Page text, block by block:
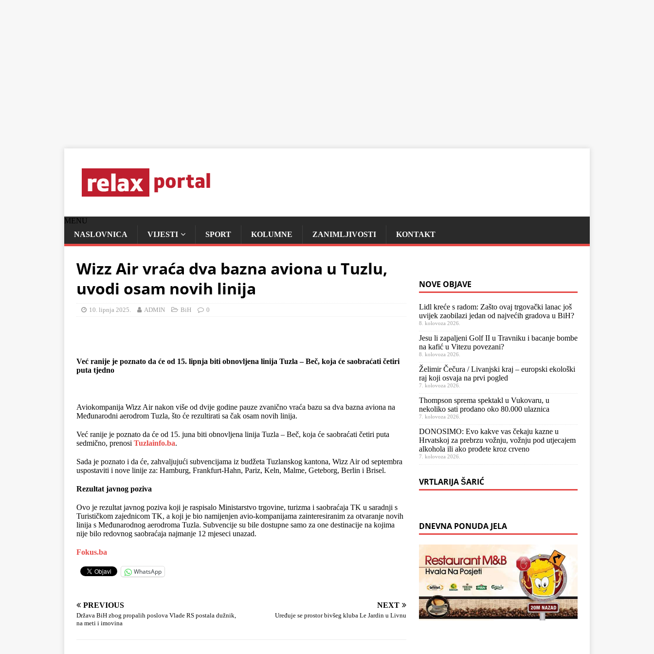
MENU
NASLOVNICA
VIJESTI SPORT KOLUMNE ZANIMLJIVOSTI KONTAKT
Wizz Air vraća dva bazna aviona u Tuzlu,
uvodi osam novih linija
10. lipnja 2025. ADMIN BiH 0
Već ranije je poznato da će od 15. lipnja biti obnovljena linija Tuzla – Beč, koja će saobraćati četiri
puta tjedno
Aviokompanija Wizz Air nakon više od dvije godine pauze zvanično vraća bazu sa dva bazna aviona na
Međunarodni aerodrom Tuzla, što će rezultirati sa čak osam novih linija.
Već ranije je poznato da će od 15. juna biti obnovljena linija Tuzla – Beč, koja će saobraćati četiri puta
sedmično, prenosi Tuzlainfo.ba.
Sada je poznato i da će, zahvaljujući subvencijama iz budžeta Tuzlanskog kantona, Wizz Air od septembra
uspostaviti i nove linije za: Hamburg, Frankfurt-Hahn, Pariz, Keln, Malme, Geteborg, Berlin i Brisel.
Rezultat javnog poziva
Ovo je rezultat javnog poziva koji je raspisalo Ministarstvo trgovine, turizma i saobraćaja TK u saradnji s
Turističkom zajednicom TK, a koji je bio namijenjen avio-kompanijama zainteresiranim za otvaranje novih
linija s Međunarodnog aerodroma Tuzla. Subvencije su bile dostupne samo za one destinacije na kojima
nije bilo redovnog saobraćaja najmanje 12 mjeseci unazad.
Fokus.ba
WhatsApp
PREVIOUS
Država BiH zbog propalih poslova Vlade RS postala dužnik,
na meti i imovina
NEXT
Uređuje se prostor bivšeg kluba Le Jardin u Livnu
NOVE OBJAVE
Lidl kreće s radom: Zašto ovaj trgovački lanac još
uvijek zaobilazi jedan od najvećih gradova u BiH?
8. kolovoza 2026.
Jesu li zapaljeni Golf II u Travniku i bacanje bombe
na kafić u Vitezu povezani?
8. kolovoza 2026.
Želimir Čečura / Livanjski kraj – europski ekološki
raj koji osvaja na prvi pogled
7. kolovoza 2026.
Thompson sprema spektakl u Vukovaru, u
nekoliko sati prodano oko 80.000 ulaznica
7. kolovoza 2026.
DONOSIMO: Evo kakve vas čekaju kazne u
Hrvatskoj za prebrzu vožnju, vožnju pod utjecajem
alkohola ili ako prođete kroz crveno
7. kolovoza 2026.
VRTLARIJA ŠARIĆ
DNEVNA PONUDA JELA